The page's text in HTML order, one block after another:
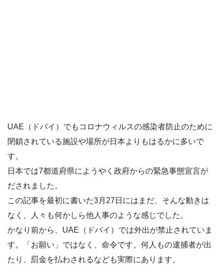
UAE（ドバイ）でもコロナウィルスの感染者防止のために
閉鎖されている施設や場所が日本よりもはるかに多いで
す。
日本では7都道府県にようやく政府からの緊急事態宣言が
だされました。
この記事を最初に書いた3月27日にはまだ、そんな動きは
なく、人々も何かしら他人事のような感じでした。
かなり前から、UAE（ドバイ）では外出が禁止されていま
す。「お願い」ではなく、命令です。何人もの逮捕者が出
たり、罰金を払わされるなども実際にあります。